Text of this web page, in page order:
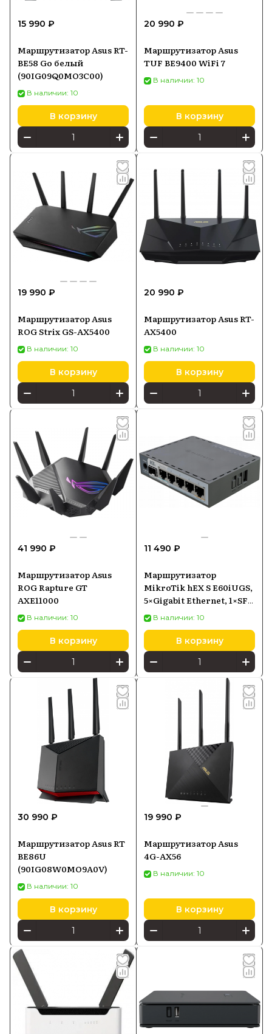
15 990 ₽
Маршрутизатор Asus RT-
BE58 Go белый
(90IG09Q0MO3C00)
В наличии: 10
В корзину
20 990 ₽
Маршрутизатор Asus
TUF BE9400 WiFi 7
В наличии: 10
В корзину
19 990 ₽
Маршрутизатор Asus
ROG Strix GS-AX5400
В наличии: 10
В корзину
20 990 ₽
Маршрутизатор Asus RT-
AX5400
В наличии: 10
В корзину
41 990 ₽
Маршрутизатор Asus
ROG Rapture GT
AXE11000
В наличии: 10
В корзину
11 490 ₽
Маршрутизатор
MikroTik hEX S E60iUGS,
5×Gigabit Ethernet, 1×SFP,
PoE-in
В наличии: 10
В корзину
30 990 ₽
Маршрутизатор Asus RT
BE86U
(90IG08W0MO9A0V)
В наличии: 10
В корзину
19 990 ₽
Маршрутизатор Asus
4G-AX56
В наличии: 10
В корзину